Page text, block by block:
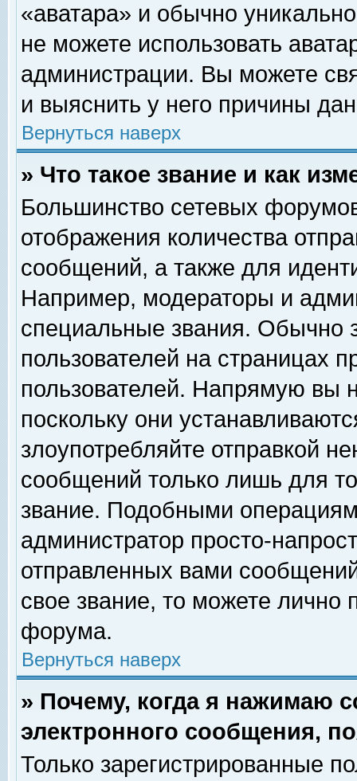
«аватара» и обычно
не можете использовать
администрации. Вы можете
и выяснить у него причины
Вернуться наверх
» Что такое звание и как
Большинство сетевых
отображения количества
сообщений, а также для
Например, модераторы и
специальные звания. Обычно
пользователей на страницах
пользователей. Напрямую вы
поскольку они
злоупотребляйте отправкой
сообщений только лишь для
звание. Подобными
администратор просто-
отправленных вами
свое звание, то можете лично
форума.
Вернуться наверх
» Почему, когда я нажимаю
электронного сообщения,
Только зарегистрированные